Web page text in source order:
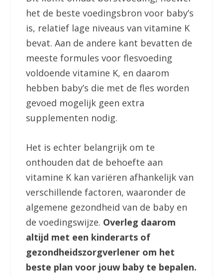
het de beste voedingsbron voor baby’s
is, relatief lage niveaus van vitamine K
bevat. Aan de andere kant bevatten de
meeste formules voor flesvoeding
voldoende vitamine K, en daarom
hebben baby’s die met de fles worden
gevoed mogelijk geen extra
supplementen nodig.
Het is echter belangrijk om te
onthouden dat de behoefte aan
vitamine K kan variëren afhankelijk van
verschillende factoren, waaronder de
algemene gezondheid van de baby en
de voedingswijze. Overleg daarom
altijd met een kinderarts of
gezondheidszorgverlener om het
beste plan voor jouw baby te bepalen.